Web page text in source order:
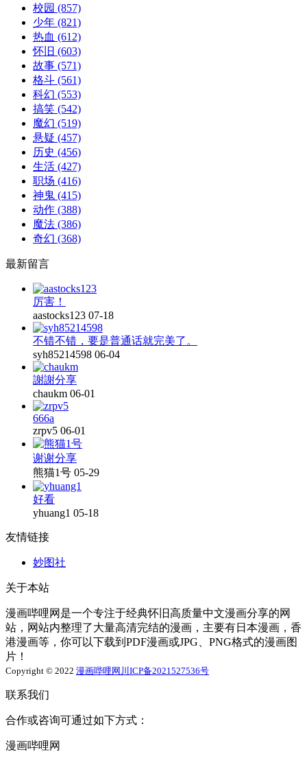
校园 (857)
少年 (821)
热血 (612)
怀旧 (603)
故事 (571)
格斗 (561)
科幻 (553)
搞笑 (542)
魔幻 (519)
悬疑 (457)
历史 (456)
生活 (427)
职场 (416)
神鬼 (415)
动作 (388)
魔法 (386)
奇幻 (368)
最新留言
厉害！
aastocks123 07-18
不错不错，要是普通话就完美了。
syh85214598 06-04
謝謝分享
chaukm 06-01
666a
zrpv5 06-01
谢谢分享
熊猫1号 05-29
好看
yhuang1 05-18
友情链接
妙图社
关于本站
漫画哔哩网是一个专注于经典怀旧高质量中文漫画分享的网
站，网站内整理了大量高清完结的漫画，主要有日本漫画，香
港漫画等，你可以下载到PDF漫画或JPG、PNG格式的漫画图
片！
Copyright © 2022 漫画哔哩网 川ICP备2021527536号
联系我们
合作或咨询可通过如下方式：
漫画哔哩网